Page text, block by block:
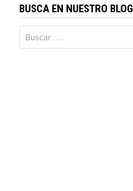
BUSCA EN NUESTRO BLOG